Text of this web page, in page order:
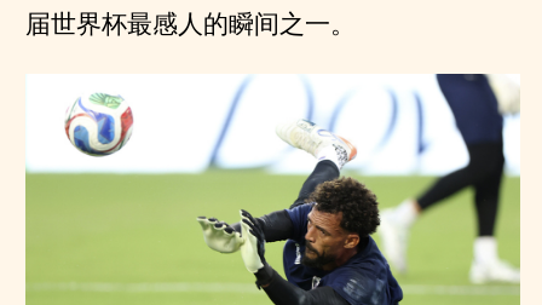
届世界杯最感人的瞬间之一。